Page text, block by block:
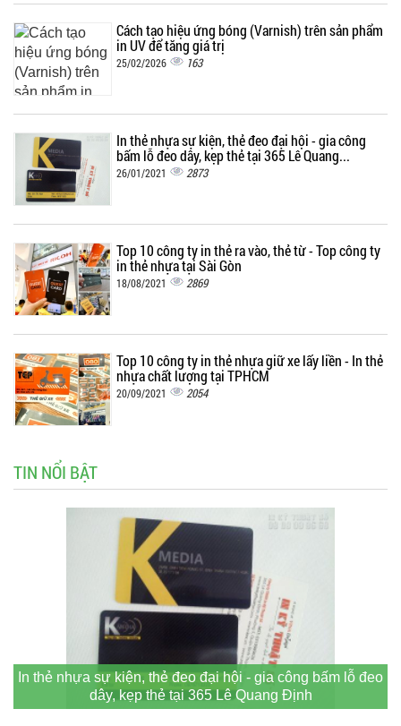
Cách tạo hiệu ứng bóng (Varnish) trên sản phẩm
in UV để tăng giá trị
25/02/2026 163
In thẻ nhựa sự kiện, thẻ đeo đại hội - gia công
bấm lỗ đeo dây, kẹp thẻ tại 365 Lê Quang...
26/01/2021 2873
Top 10 công ty in thẻ ra vào, thẻ từ - Top công ty
in thẻ nhựa tại Sài Gòn
18/08/2021 2869
Top 10 công ty in thẻ nhựa giữ xe lấy liền - In thẻ
nhựa chất lượng tại TPHCM
20/09/2021 2054
TIN NỔI BẬT
In thẻ nhựa sự kiện, thẻ đeo đại hội - gia công bấm lỗ đeo
dây, kẹp thẻ tại 365 Lê Quang Định